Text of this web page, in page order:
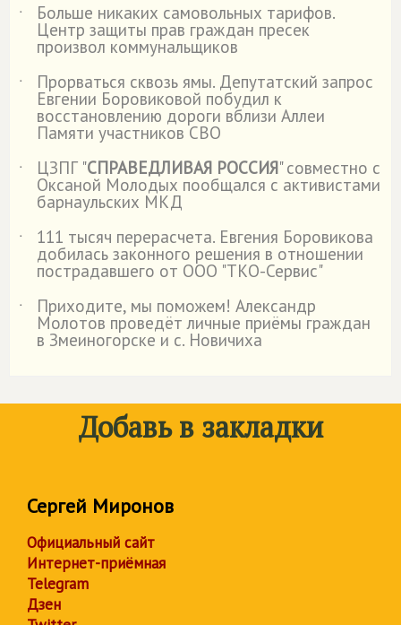
˙ Больше никаких самовольных тарифов.
Центр защиты прав граждан пресек
произвол коммунальщиков
˙
Прорваться сквозь ямы. Депутатский запрос
Евгении Боровиковой побудил к
восстановлению дороги вблизи Аллеи
Памяти участников СВО
˙
ЦЗПГ "СПРАВЕДЛИВАЯ РОССИЯ" совместно с
Оксаной Молодых пообщался с активистами
барнаульских МКД
˙
111 тысяч перерасчета. Евгения Боровикова
добилась законного решения в отношении
пострадавшего от ООО "ТКО-Сервис"
˙
Приходите, мы поможем! Александр
Молотов проведёт личные приёмы граждан
в Змеиногорске и с. Новичиха
Добавь в закладки
Сергей Миронов
Официальный сайт
Интернет-приёмная
Telegram
Дзен